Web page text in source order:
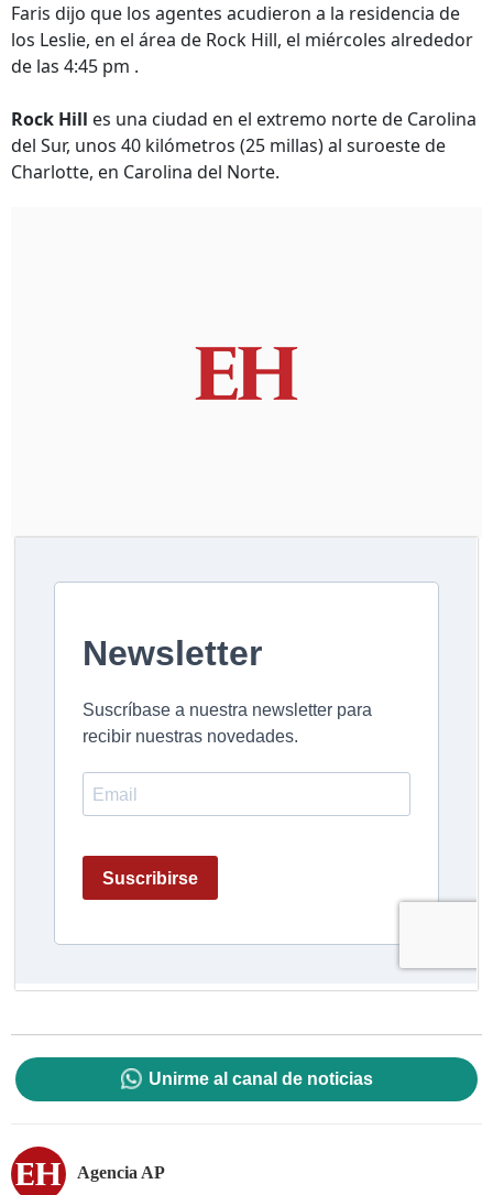
Faris dijo que los agentes acudieron a la residencia de
los Leslie, en el área de Rock Hill, el miércoles alrededor
de las 4:45 pm .
Rock Hill es una ciudad en el extremo norte de Carolina
del Sur, unos 40 kilómetros (25 millas) al suroeste de
Charlotte, en Carolina del Norte.
Unirme al canal de noticias
Agencia AP